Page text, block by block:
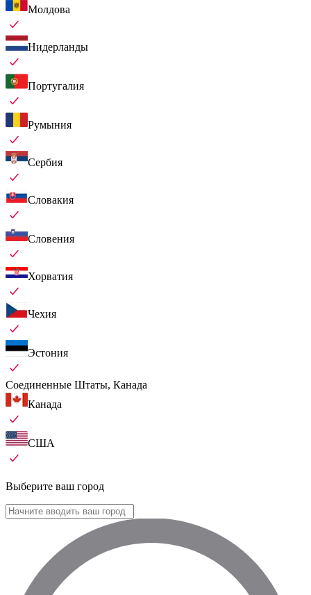
Молдова
Нидерланды
Португалия
Румыния
Сербия
Словакия
Словения
Хорватия
Чехия
Эстония
Соединенные Штаты, Канада
Канада
США
Выберите ваш город